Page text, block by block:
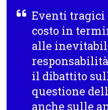
Eventi tragici
costo in
alle
il dibattito
questione
anche sulle